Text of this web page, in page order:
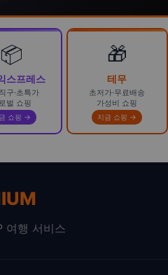
📦
스프레스
구·초특가
벌 쇼핑
쇼핑 →
🎁
테무
초저가·무료배송
가성비 쇼핑
지금 쇼핑 →
여행 서비스